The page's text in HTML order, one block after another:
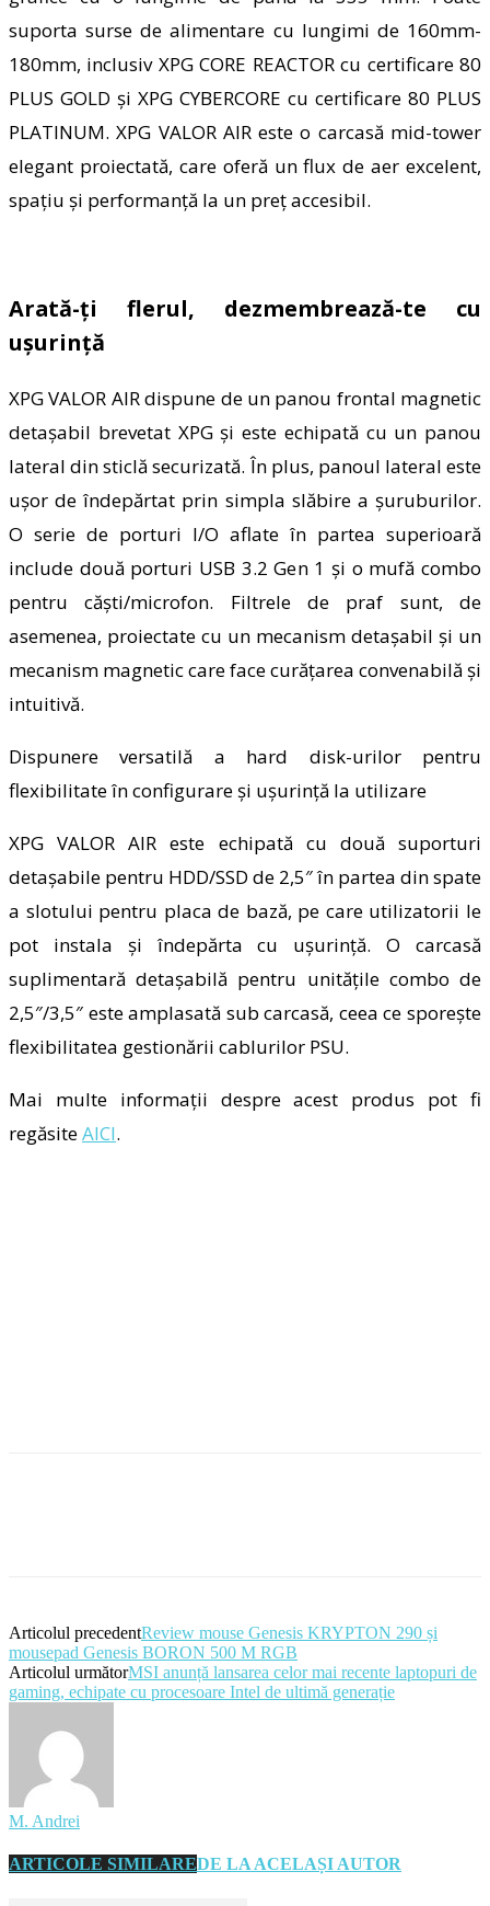
suporta surse de alimentare cu lungimi de 160mm-
180mm, inclusiv XPG CORE REACTOR cu certificare 80
PLUS GOLD și XPG CYBERCORE cu certificare 80 PLUS
PLATINUM. XPG VALOR AIR este o carcasă mid-tower
elegant proiectată, care oferă un flux de aer excelent,
spațiu și performanță la un preț accesibil.
Arată-ți flerul, dezmembrează-te cu
ușurință
XPG VALOR AIR dispune de un panou frontal magnetic
detașabil brevetat XPG și este echipată cu un panou
lateral din sticlă securizată. În plus, panoul lateral este
ușor de îndepărtat prin simpla slăbire a șuruburilor.
O serie de porturi I/O aflate în partea superioară
include două porturi USB 3.2 Gen 1 și o mufă combo
pentru căști/microfon. Filtrele de praf sunt, de
asemenea, proiectate cu un mecanism detașabil și un
mecanism magnetic care face curățarea convenabilă și
intuitivă.
Dispunere versatilă a hard disk-urilor pentru
flexibilitate în configurare și ușurință la utilizare
XPG VALOR AIR este echipată cu două suporturi
detașabile pentru HDD/SSD de 2,5″ în partea din spate
a slotului pentru placa de bază, pe care utilizatorii le
pot instala și îndepărta cu ușurință. O carcasă
suplimentarădetașabilă pentru unitățile combo de
2,5″/3,5″ este amplasată sub carcasă, ceea cesporește
flexibilitatea gestionării cablurilor PSU.
Mai multe informații despre acest produs pot fi
regăsiteAICI.
Articolul precedentReview mouse Genesis KRYPTON 290 și
mousepad Genesis BORON 500 M RGB
Articolul următorMSI anunță lansarea celor mai recente laptopuri de
gaming, echipate cu procesoare Intel de ultimă generație
M. Andrei
ARTICOLE SIMILAREDE LA ACELAȘI AUTOR